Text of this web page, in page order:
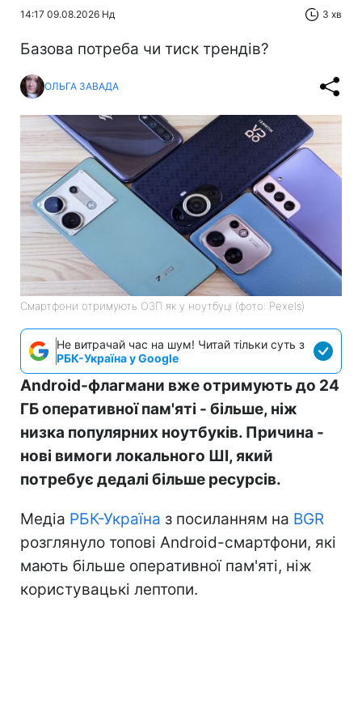
14:17 09.08.2026 Нд 3 хв
Базова потреба чи тиск трендів?
ОЛЬГА ЗАВАДА
Смартфони отримують ОЗП як у ноутбуці (фото: Pexels)
Не витрачай час на шум! Читай тільки суть з
РБК-Україна у Google
Android-флагмани вже отримують до 24
ГБ оперативної пам'яті - більше, ніж
низка популярних ноутбуків. Причина -
нові вимоги локального ШІ, який
потребує дедалі більше ресурсів.
Медіа РБК-Україна з посиланням на BGR
розглянуло топові Android-смартфони, які
мають більше оперативної пам'яті, ніж
користувацькі лептопи.